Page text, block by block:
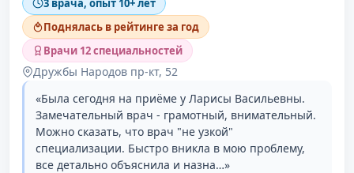
3 врача, опыт 10+ лет
Поднялась в рейтинге за год
Врачи 12 специальностей
Дружбы Народов пр-кт, 52
«Была сегодня на приёме у Ларисы Васильевны.
Замечательный врач - грамотный, внимательный.
Можно сказать, что врач "не узкой"
специализации. Быстро вникла в мою проблему,
все детально объяснила и назна…»